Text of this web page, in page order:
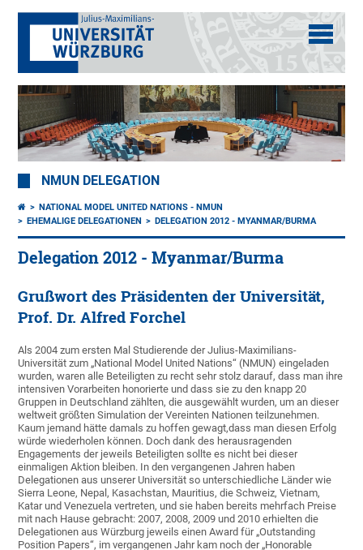
NMUN DELEGATION
NATIONAL MODEL UNITED NATIONS - NMUN
EHEMALIGE DELEGATIONEN
DELEGATION 2012 - MYANMAR/BURMA
Delegation 2012 - Myanmar/Burma
Grußwort des Präsidenten der Universität,
Prof. Dr. Alfred Forchel
Als 2004 zum ersten Mal Studierende der Julius-Maximilians-
Universität zum „National Model United Nations“ (NMUN) eingeladen
wurden, waren alle Beteiligten zu recht sehr stolz darauf, dass man ihre
intensiven Vorarbeiten honorierte und dass sie zu den knapp 20
Gruppen in Deutschland zählten, die ausgewählt wurden, um an dieser
weltweit größten Simulation der Vereinten Nationen teilzunehmen.
Kaum jemand hätte damals zu hoffen gewagt,dass man diesen Erfolg
würde wiederholen können. Doch dank des herausragenden
Engagements der jeweils Beteiligten sollte es nicht bei dieser
einmaligen Aktion bleiben. In den vergangenen Jahren haben
Delegationen aus unserer Universität so unterschiedliche Länder wie
Sierra Leone, Nepal, Kasachstan, Mauritius, die Schweiz, Vietnam,
Katar und Venezuela vertreten, und sie haben bereits mehrfach Preise
mit nach Hause gebracht: 2007, 2008, 2009 und 2010 erhielten die
Delegationen aus Würzburg jeweils einen Award für „Outstanding
Position Papers“, im vergangenen Jahr kam noch der „Honorable